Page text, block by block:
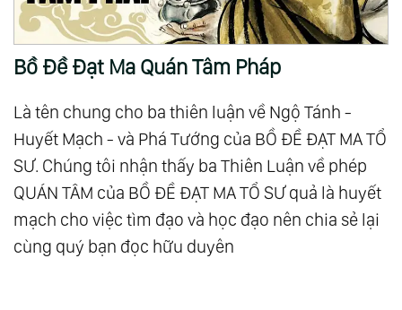
101.Cuộc Đại Khủng Hoảng
102.Cuộc Đối Thoại Giữa Thiện Và Ác
Thức Tỉnh Ảo
104.Thế Giới Này Vốn Không Tồn Tại Bóng Tối, Cái
Lạnh Và Sự Xấu Xa
105.Chia Sẻ Pháp Đạo
106.Không Phân Biệt Là Tình Yêu Thương Lớn Lao
Nhất
107.Khi Tôi Yêu Bản Thân Mình
Bồ Đề Đạt Ma Quán Tâm Pháp
Là tên chung cho ba thiên luận về Ngộ Tánh -
Huyết Mạch - và Phá Tướng của BỒ ĐỀ ĐẠT MA TỔ
SƯ. Chúng tôi nhận thấy ba Thiên Luận về phép
QUÁN TÂM của BỒ ĐỀ ĐẠT MA TỔ SƯ quả là huyết
mạch cho việc tìm đạo và học đạo nên chia sẻ lại
cùng quý bạn đọc hữu duyên